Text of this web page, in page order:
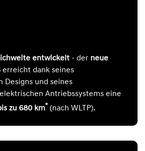
entwickelt - der neue
erreicht dank seines
Designs und seines
Antriebssystems eine
zu 680 km° (nach WLTP).